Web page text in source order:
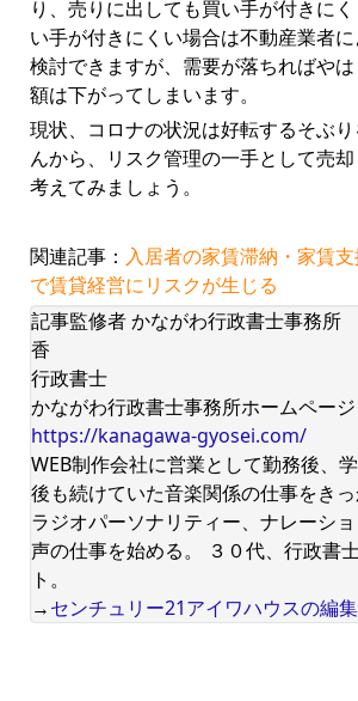
り、売りに出しても買い手が付きに
い手が付きにくい場合は不動産業者
検討できますが、需要が落ちればや
額は下がってしまいます。
現状、コロナの状況は好転するそぶ
んから、リスク管理の一手として売
考えてみましょう。
関連記事： 入居者の家賃滞納・家賃
で賃貸経営にリスクが生じる
記事監修者 かながわ行政書士事
香
行政書士
かながわ行政書士事務所ホームページ
https://kanagawa-gyosei.com/
WEB制作会社に営業として勤務後、
後も続けていた音楽関係の仕事をき
ラジオパーソナリティー、ナレーシ
声の仕事を始める。 ３０代、行政書
ト。
→センチュリー21アイワハウスの編